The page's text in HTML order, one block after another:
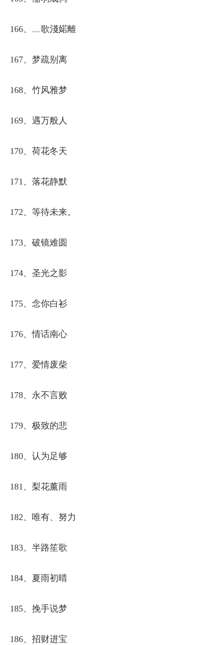
166、﹏歌淺婼離ゝ
167、梦疏别离
168、竹风雅梦
169、遇万般人
170、荷花冬天
171、落花静默
172、等待未来。
173、破镜难圆
174、圣光之影
175、念你白衫
176、情话南心
177、爱情废柴
178、永不言败
179、极致的悲
180、认为足够
181、梨花薰雨
182、唯有、努力
183、半路笙歌
184、夏雨初晴
185、挽手说梦
186、招财进宝